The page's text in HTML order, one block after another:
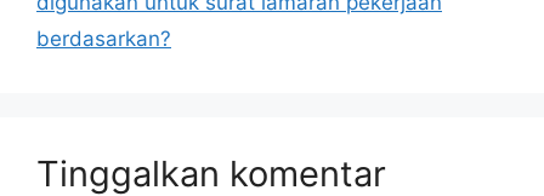
berdasarkan?
Tinggalkan komentar